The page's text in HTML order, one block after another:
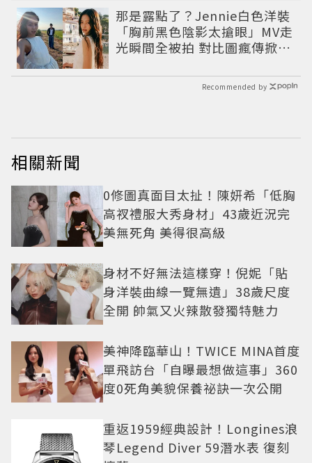
那是露點了？Jennie白色洋裝
「胸前黑色陰影太搶眼」MV走
光瞬間全被拍 對比圖瘋傳掀論
Recommended by
相關新聞
0修圖真面目太扯！陳妍希「低胸
高衩禮服大秀身材」43歲近況完
美無死角 美得很高級
身材不好無法這樣穿！倪妮「貼
身洋裝曲線一覽無遺」38歲尺度
全開 帥氣又火辣散發獨特魅力
美神降臨華山！TWICE MINA首度
單飛訪台「自曝最想做這事」360
度0死角美貌保養祕訣一次公開
重返1959經典設計！Longines浪
琴Legend Diver 59潛水表 復刻